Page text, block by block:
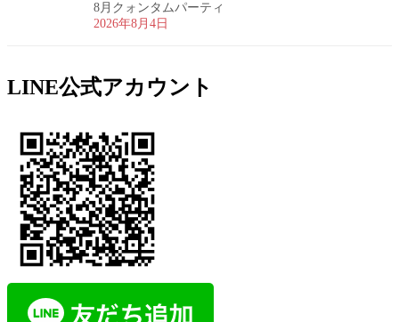
8月クォンタムパーティ
2026年8月4日
LINE公式アカウント